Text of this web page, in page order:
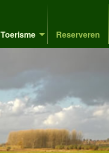
Toerisme Reserveren